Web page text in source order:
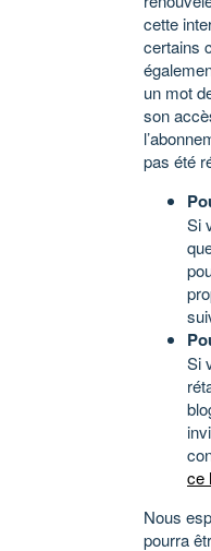
cette
certains
un mot
son
pas été
Si
Si
ce
Nous
pourra